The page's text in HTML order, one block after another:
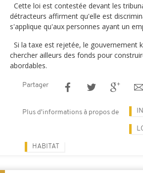
Cette loi est contestée devant les
détracteurs affirment qu'elle est
s'applique qu'aux personnes ayant un
Si la taxe est rejetée, le gouvernement
chercher ailleurs des fonds pour
abordables.
Partager
Plus d'informations à propos de
HABITAT